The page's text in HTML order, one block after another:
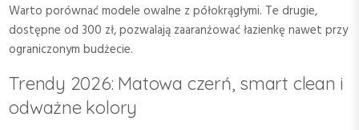
Warto porównać modele owalne z półokrągłymi. Te drugie,
dostępne od 300 zł, pozwalają zaaranżować łazienkę nawet przy
ograniczonym budżecie.
Trendy 2026: Matowa czerń, smart clean i
odważne kolory